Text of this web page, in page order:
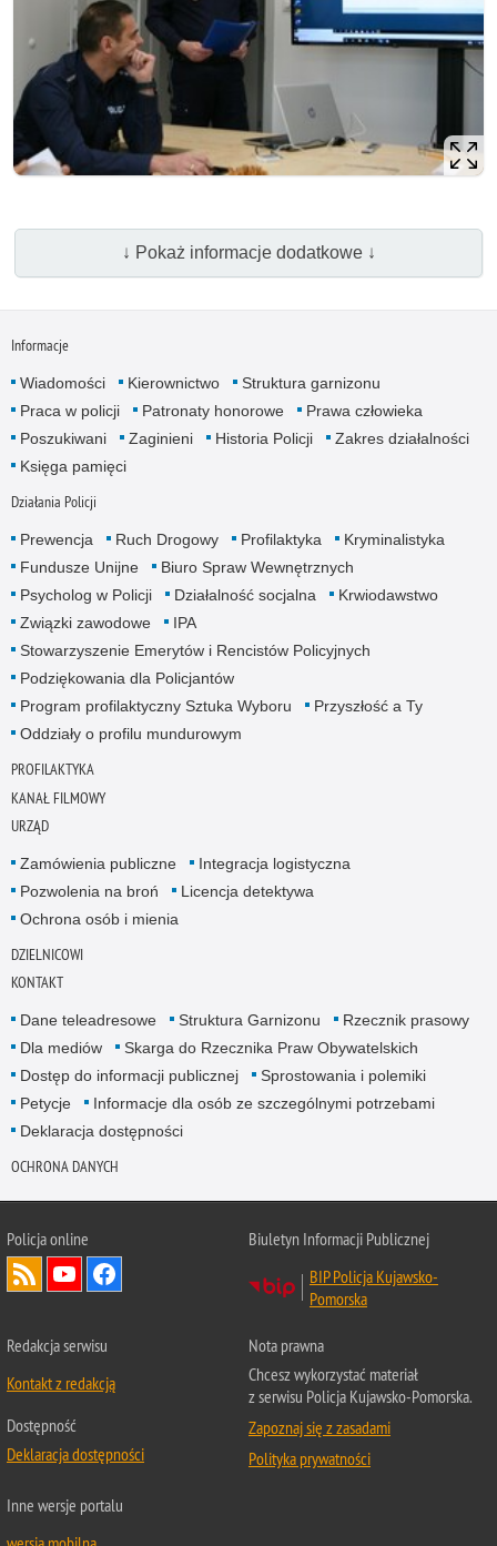
↓ Pokaż informacje dodatkowe ↓
Informacje
Wiadomości Kierownictwo
Struktura garnizonu
Praca w policji
Patronaty honorowe
Prawa człowieka
Poszukiwani
Zaginieni Historia Policji
Zakres działalności
Księga pamięci
Działania Policji
Prewencja Ruch Drogowy Profilaktyka
Kryminalistyka
Fundusze Unijne
Biuro Spraw Wewnętrznych
Psycholog w Policji
Działalność socjalna
Krwiodawstwo
Związki zawodowe
IPA
Stowarzyszenie Emerytów i Rencistów Policyjnych
Podziękowania dla Policjantów
Program profilaktyczny Sztuka Wyboru
Przyszłość a Ty
Oddziały o profilu mundurowym
PROFILAKTYKA
KANAŁ FILMOWY
URZĄD
Zamówienia publiczne
Integracja logistyczna
Pozwolenia na broń
Licencja detektywa
Ochrona osób i mienia
DZIELNICOWI
KONTAKT
Dane teleadresowe Struktura Garnizonu
Rzecznik prasowy
Dla mediów
Skarga do Rzecznika Praw Obywatelskich
Dostęp do informacji publicznej
Sprostowania i polemiki
Petycje
Informacje dla osób ze szczególnymi potrzebami
Deklaracja dostępności
OCHRONA DANYCH
Policja online
Biuletyn Informacji Publicznej
BIP Policja Kujawsko-
Pomorska
Redakcja serwisu
Kontakt z redakcją
Dostępność
Deklaracja dostępności
Nota prawna
Chcesz wykorzystać materiał
z serwisu Policja Kujawsko-Pomorska.
Zapoznaj się z zasadami
Polityka prywatności
Inne wersje portalu